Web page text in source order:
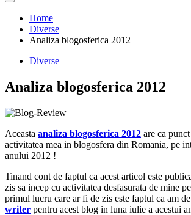
Home
Diverse
Analiza blogosferica 2012
Diverse
Analiza blogosferica 2012
Aceasta analiza blogosferica 2012 are ca
activitatea mea in blogosfera din Romania, pe
anului 2012 !
Tinand cont de faptul ca acest articol este
zis sa incep cu activitatea desfasurata de mine
primul lucru care ar fi de zis este faptul ca am
writer pentru acest blog in luna iulie a acestui